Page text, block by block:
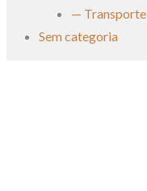
— Transporte
Sem categoria